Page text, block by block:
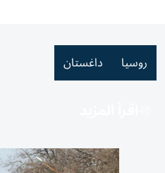
روسيا داغستان